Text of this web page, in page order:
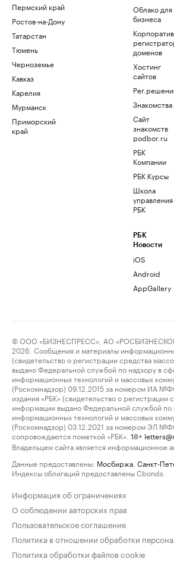
Пермский край
Ростов-на-Дону
Татарстан
Тюмень
Черноземье
Кавказ
Карелия
Мурманск
Приморский
край
Облако для
бизнеса
доменов
Хостинг
сайтов
Знакомства
Сайт
знакомств
podbor.ru
РБК
Компании
РБК Курсы
Школа
управления
РБК
РБК
Новости
iOS
Android
AppGallery
© ООО «БИЗНЕСПРЕСС», АО
2026. Сообщения и материалы
(свидетельство о регистрации средства
выдано Федеральной службой по надзору в
информационных технологий и массовых
(Роскомнадзор) 09.12.2015 за номером ИА
издания «РБК» (свидетельство о регистрации
информации выдано Федеральной службой по
информационных технологий и массовых
(Роскомнадзор) 03.12.2021 за номером ЭЛ
сопровождаются пометкой «РБК».
18+
Владельцем сайта является информационное
Данные предоставлены: Мосбиржа Санкт-
Индексы облигаций предоставлены Cbonds.
Информация об ограничениях
О соблюдении авторских прав
Пользовательское соглашение
Политика в отношении обработки
Политика обработки файлов cookie